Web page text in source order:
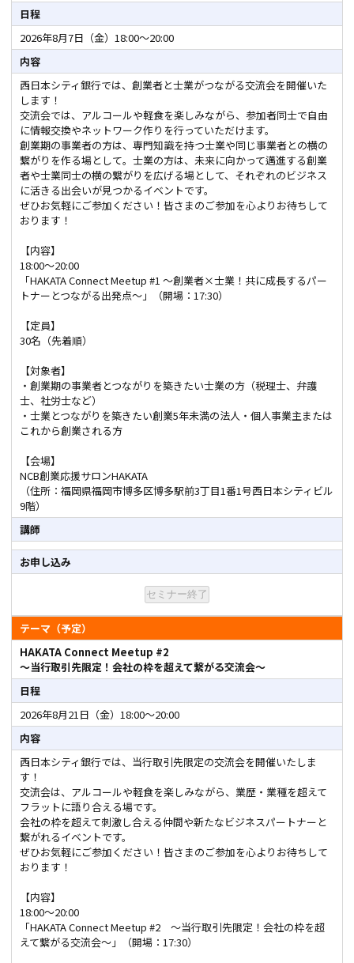
日程
2026年8月7日（金）18:00～20:00
内容
西日本シティ銀行では、創業者と士業がつながる交流会を開催いた
します！
交流会では、アルコールや軽食を楽しみながら、参加者同士で自由
に情報交換やネットワーク作りを行っていただけます。
創業期の事業者の方は、専門知識を持つ士業や同じ事業者との横の
繋がりを作る場として。士業の方は、未来に向かって邁進する創業
者や士業同士の横の繋がりを広げる場として、それぞれのビジネス
に活きる出会いが見つかるイベントです。
ぜひお気軽にご参加ください！皆さまのご参加を心よりお待ちして
おります！
【内容】
18:00～20:00
「HAKATA Connect Meetup #1 ～創業者×士業！共に成長するパー
トナーとつながる出発点～」（開場：17:30）
【定員】
30名（先着順）
【対象者】
・創業期の事業者とつながりを築きたい士業の方（税理士、弁護
士、社労士など）
・士業とつながりを築きたい創業5年未満の法人・個人事業主または
これから創業される方
【会場】
NCB創業応援サロンHAKATA
（住所：福岡県福岡市博多区博多駅前3丁目1番1号西日本シティビル
9階）
講師
お申し込み
セミナー終了
テーマ（予定）
HAKATA Connect Meetup #2
～当行取引先限定！会社の枠を超えて繋がる交流会～
日程
2026年8月21日（金）18:00～20:00
内容
西日本シティ銀行では、当行取引先限定の交流会を開催いたしま
す！
交流会は、アルコールや軽食を楽しみながら、業歴・業種を超えて
フラットに語り合える場です。
会社の枠を超えて刺激し合える仲間や新たなビジネスパートナーと
繋がれるイベントです。
ぜひお気軽にご参加ください！皆さまのご参加を心よりお待ちして
おります！
【内容】
18:00～20:00
「HAKATA Connect Meetup #2 ～当行取引先限定！会社の枠を超
えて繋がる交流会～」（開場：17:30）